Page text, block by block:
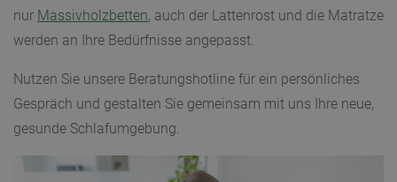
nur Massivholzbetten, auch der Lattenrost und die Matratze
werden an Ihre Bedürfnisse angepasst.
Nutzen Sie unsere Beratungshotline für ein persönliches
Gespräch und gestalten Sie gemeinsam mit uns Ihre neue,
gesunde Schlafumgebung.